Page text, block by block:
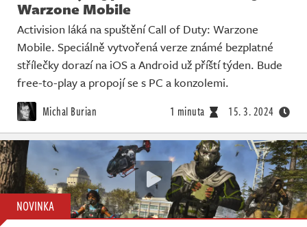
Warzone Mobile
Activision láká na spuštění Call of Duty: Warzone
Mobile. Speciálně vytvořená verze známé bezplatné
střílečky dorazí na iOS a Android už příští týden. Bude
free-to-play a propojí se s PC a konzolemi.
Michal Burian 1 minuta 15. 3. 2024
NOVINKA